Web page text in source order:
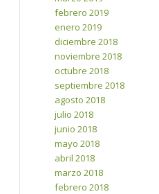
febrero 2019
enero 2019
diciembre 2018
noviembre 2018
octubre 2018
septiembre 2018
agosto 2018
julio 2018
junio 2018
mayo 2018
abril 2018
marzo 2018
febrero 2018